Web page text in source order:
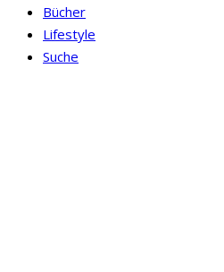
Bücher
Lifestyle
Suche